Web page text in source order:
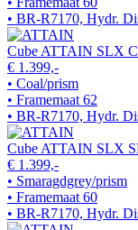
• BR-R7170, Hydr.
Cube ATTAIN SLX
€ 1.399,-
• Coal/prism
• Framemaat 62
• BR-R7170, Hydr.
Cube ATTAIN SLX
€ 1.399,-
• Smaragdgrey/prism
• Framemaat 60
• BR-R7170, Hydr.